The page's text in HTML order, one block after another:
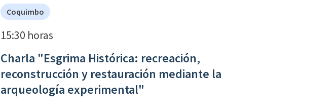
Coquimbo
15:30 horas
Charla "Esgrima Histórica: recreación,
reconstrucción y restauración mediante la
arqueología experimental"